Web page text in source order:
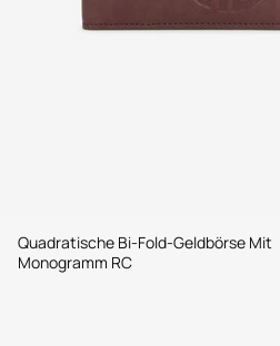
Quadratische Bi-Fold-Geldbörse Mit
Monogramm RC